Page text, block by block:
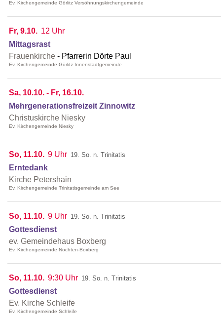
Ev. Kirchengemeinde Görlitz Versöhnungskirchengemeinde
Fr, 9.10. 12 Uhr
Mittagsrast
Frauenkirche
Pfarrerin Dörte Paul
Ev. Kirchengemeinde Görlitz Innenstadtgemeinde
Sa, 10.10. - Fr, 16.10.
Mehrgenerationsfreizeit Zinnowitz
Christuskirche Niesky
Ev. Kirchengemeinde Niesky
So, 11.10. 9 Uhr 19. So. n. Trinitatis
Erntedank
Kirche Petershain
Ev. Kirchengemeinde Trinitatisgemeinde am See
So, 11.10. 9 Uhr 19. So. n. Trinitatis
Gottesdienst
ev. Gemeindehaus Boxberg
Ev. Kirchengemeinde Nochten-Boxberg
So, 11.10. 9:30 Uhr 19. So. n. Trinitatis
Gottesdienst
Ev. Kirche Schleife
Ev. Kirchengemeinde Schleife